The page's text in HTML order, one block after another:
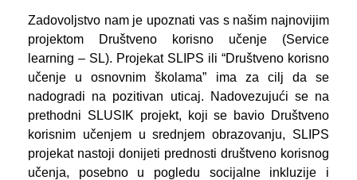
Zadovoljstvo nam je upoznati vas s našim najnovijim
projektom Društveno korisno učenje (Service
learning – SL). Projekat SLIPS ili “Društveno korisno
učenje u osnovnim školama” ima za cilj da se
nadogradi na pozitivan uticaj. Nadovezujući se na
prethodni SLUSIK projekt, koji se bavio Društveno
korisnim učenjem u srednjem obrazovanju, SLIPS
projekat nastoji donijeti prednosti društveno korisnog
učenja, posebno u pogledu socijalne inkluzije i